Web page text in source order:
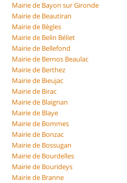
Mairie de Bayon sur Gironde
Mairie de Beautiran
Mairie de Bègles
Mairie de Belin Béliet
Mairie de Bellefond
Mairie de Bernos Beaulac
Mairie de Berthez
Mairie de Bieujac
Mairie de Birac
Mairie de Blaignan
Mairie de Blaye
Mairie de Bommes
Mairie de Bonzac
Mairie de Bossugan
Mairie de Bourdelles
Mairie de Bourideys
Mairie de Branne